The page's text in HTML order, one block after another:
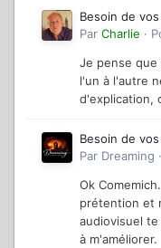
Besoin de vos
Par Charlie ·
Je pense que
l'un à l'autre
d'explication,
Besoin de vos
Par Dreaming ·
Ok
prétention et
audiovisuel
à